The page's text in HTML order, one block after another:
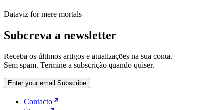
Dataviz for mere mortals
Subcreva a newsletter
Receba os últimos artigos e atualizações na sua conta.
Sem spam. Termine a subscrição quando quiser.
Enter your email Subscribe
Contacto